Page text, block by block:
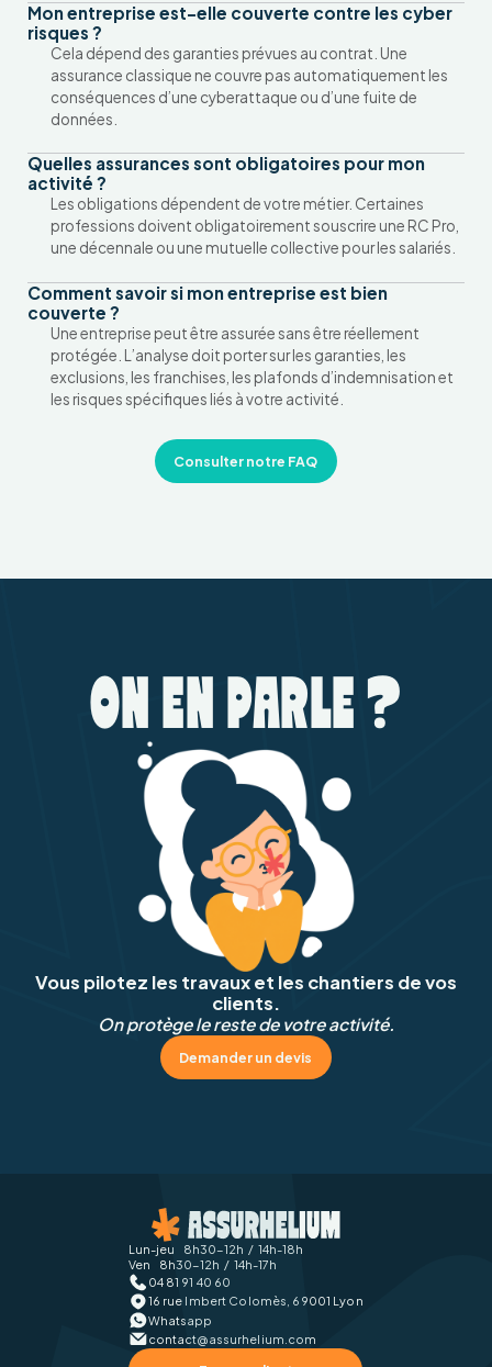
Mon entreprise est-elle couverte contre les cyber
risques ?
Cela dépend des garanties prévues au contrat. Une
assurance classique ne couvre pas automatiquement les
conséquences d’une cyberattaque ou d’une fuite de
données.
Quelles assurances sont obligatoires pour mon
activité ?
Les obligations dépendent de votre métier. Certaines
professions doivent obligatoirement souscrire une RC Pro,
une décennale ou une mutuelle collective pour les salariés.
Comment savoir si mon entreprise est bien
couverte ?
Une entreprise peut être assurée sans être réellement
protégée. L’analyse doit porter sur les garanties, les
exclusions, les franchises, les plafonds d’indemnisation et
les risques spécifiques liés à votre activité.
Consulter notre FAQ
ON EN PARLE ?
Vous pilotez les travaux et les chantiers de vos
clients.
On protège le reste de votre activité.
Demander un devis
Lun-jeu 8h30-12h / 14h-18h
Ven 8h30-12h / 14h-17h
04 81 91 40 60
16 rue Imbert Colomès, 69001 Lyon
Whatsapp
contact@assurhelium.com